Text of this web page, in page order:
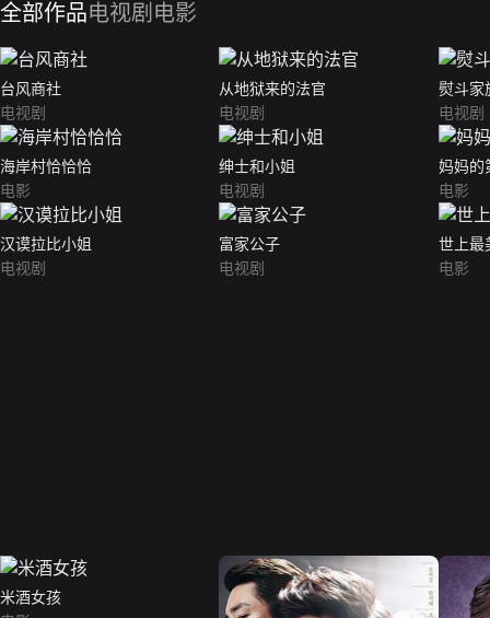
全部作品电视剧 电影
台风商社
电视剧
从地狱来的法官
电视剧
熨斗家
电视剧
海岸村恰恰恰
电影
绅士和小姐
电视剧
妈妈的
电影
汉谟拉比小姐
电视剧
富家公子
电视剧
世上最
电影
米酒女孩